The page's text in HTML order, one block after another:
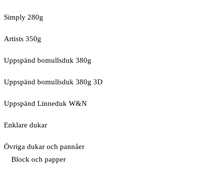
Simply 280g
Artists 350g
Uppspänd bomullsduk 380g
Uppspänd bomullsduk 380g 3D
Uppspänd Linneduk W&N
Enklare dukar
Övriga dukar och pannåer
Block och papper